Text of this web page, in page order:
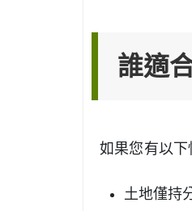
誰適
如果您有以下
土地僅持